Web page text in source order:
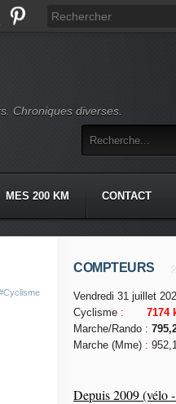
Chroniques diverses.
MES 200 KM CONTACT
COMPTEURS
Vendredi 31 juillet
Cyclisme : 7174
Marche/Rando :
Marche (Mme) :
Depuis 2009 (vélo